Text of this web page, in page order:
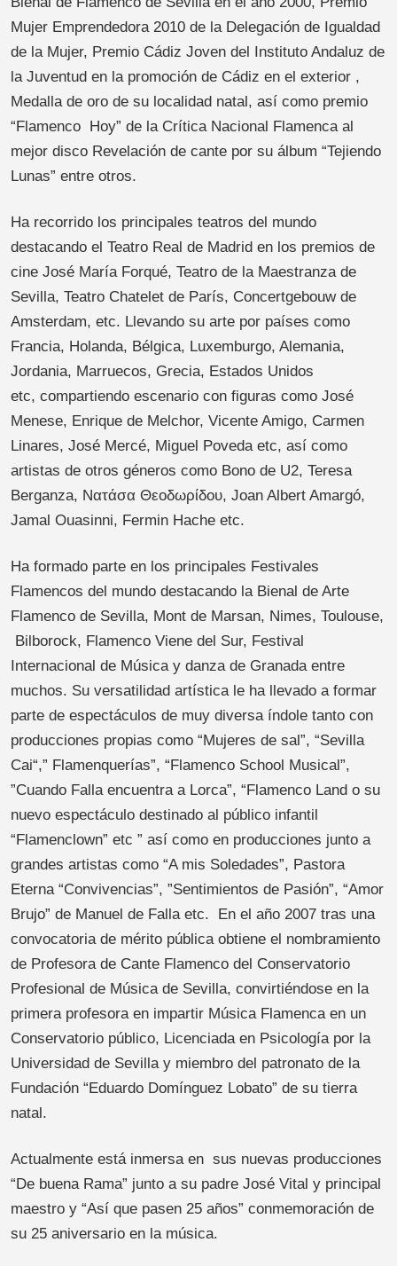
Mujer Emprendedora 2010 de la Delegación de Igualdad
de la Mujer, Premio Cádiz Joven del Instituto Andaluz de
la Juventud en la promoción de Cádiz en el exterior ,
Medalla de oro de su localidad natal, así como premio
“Flamenco Hoy” de la Crítica Nacional Flamenca al
mejor disco Revelación de cante por su álbum “Tejiendo
Lunas” entre otros.
Ha recorrido los principales teatros del mundo
destacando el Teatro Real de Madrid en los premios de
cine José María Forqué, Teatro de la Maestranza de
Sevilla, Teatro Chatelet de París, Concertgebouw de
Amsterdam, etc. Llevando su arte por países como
Francia, Holanda, Bélgica, Luxemburgo, Alemania,
Jordania, Marruecos, Grecia, Estados Unidos
etc, compartiendo escenario con figuras como José
Menese, Enrique de Melchor, Vicente Amigo, Carmen
Linares, José Mercé, Miguel Poveda etc, así como
artistas de otros géneros como Bono de U2, Teresa
Berganza, Νατάσα Θεοδωρίδου, Joan Albert Amargó,
Jamal Ouasinni, Fermin Hache etc.
Ha formado parte en los principales Festivales
Flamencos del mundo destacando la Bienal de Arte
Flamenco de Sevilla, Mont de Marsan, Nimes, Toulouse,
Bilborock, Flamenco Viene del Sur, Festival
Internacional de Música y danza de Granada entre
muchos. Su versatilidad artística le ha llevado a formar
parte de espectáculos de muy diversa índole tanto con
producciones propias como “Mujeres de sal”, “Sevilla
Cai“,” Flamenquerías”, “Flamenco School Musical”,
”Cuando Falla encuentra a Lorca”, “Flamenco Land o su
nuevo espectáculo destinado al público infantil
“Flamenclown” etc ” así como en producciones junto a
grandes artistas como “A mis Soledades”, Pastora
Eterna “Convivencias”, ”Sentimientos de Pasión”, “Amor
Brujo” de Manuel de Falla etc. En el año 2007 tras una
convocatoria de mérito pública obtiene el nombramiento
de Profesora de Cante Flamenco del Conservatorio
Profesional de Música de Sevilla, convirtiéndose en la
primera profesora en impartir Música Flamenca en un
Conservatorio público, Licenciada en Psicología por la
Universidad de Sevilla y miembro del patronato de la
Fundación “Eduardo Domínguez Lobato” de su tierra
natal.
Actualmente está inmersa en sus nuevas producciones
“De buena Rama” junto a su padre José Vital y principal
maestro y “Así que pasen 25 años” conmemoración de
su 25 aniversario en la música.